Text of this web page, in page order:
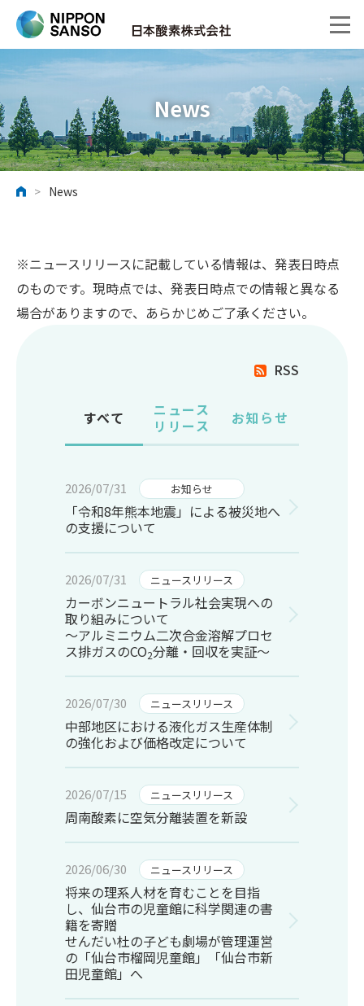
News
ホーム
> News
※ニュースリリースに記載している情報は、発表日時点
のものです。現時点では、発表日時点での情報と異なる
場合がありますので、あらかじめご了承ください。
RSS
すべて
ニュース
リリース
お知らせ
2026/07/31 お知らせ
「令和8年熊本地震」による被災地へ
の支援について
2026/07/31 ニュースリリース
カーボンニュートラル社会実現への
取り組みについて
～アルミニウム二次合金溶解プロセ
ス排ガスのCO2分離・回収を実証～
2026/07/30 ニュースリリース
中部地区における液化ガス生産体制
の強化および価格改定について
2026/07/15 ニュースリリース
周南酸素に空気分離装置を新設
2026/06/30 ニュースリリース
将来の理系人材を育むことを目指
し、仙台市の児童館に科学関連の書
籍を寄贈
せんだい杜の子ども劇場が管理運営
の「仙台市榴岡児童館」「仙台市新
田児童館」へ